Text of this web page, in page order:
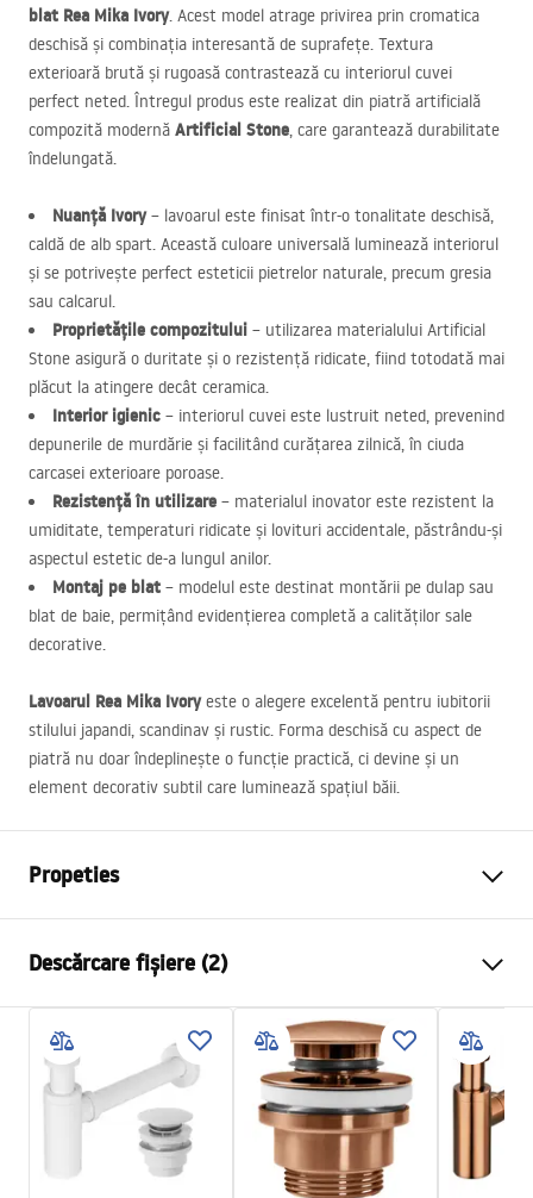
blat Rea Mika Ivory. Acest model atrage privirea prin cromatica
deschisă și combinația interesantă de suprafețe. Textura
exterioară brută și rugoasă contrastează cu interiorul cuvei
perfect neted. Întregul produs este realizat din piatră artificială
compozită modernă Artificial Stone, care garantează durabilitate
îndelungată.
Nuanță Ivory– lavoarul este finisat într-o tonalitate deschisă,
caldă de alb spart. Această culoare universală luminează interiorul
și se potrivește perfect esteticii pietrelor naturale, precum gresia
sau calcarul.
Proprietățile compozitului – utilizarea materialului Artificial
Stone asigură o duritate și o rezistență ridicate, fiind totodată mai
plăcut la atingere decât ceramica.
Interior igienic – interiorul cuvei este lustruit neted, prevenind
depunerile de murdărie și facilitând curățarea zilnică, în ciuda
carcasei exterioare poroase.
Rezistență în utilizare – materialul inovator este rezistent la
umiditate, temperaturi ridicate și lovituri accidentale, păstrându-și
aspectul estetic de-a lungul anilor.
Montaj pe blat – modelul este destinat montării pe dulap sau
blat de baie, permițând evidențierea completă a calităților sale
decorative.
Lavoarul Rea Mika Ivoryeste o alegere excelentă pentru iubitorii
stilului japandi, scandinav și rustic. Forma deschisă cu aspect de
piatră nu doar îndeplinește o funcție practică, ci devine și un
element decorativ subtil care luminează spațiul băii.
Propeties
Material
compozită)
Culoare
Alb, Ecru, Imitație piatră
Finisaj
Mat
Lungime
500mm
380
Descărcare fișiere (2)
Instrucțiuni de asamblare
Basin.pdf
Condiții de garanție
Warranty_Terms_and_Conditions_Basins_-_5.pdf